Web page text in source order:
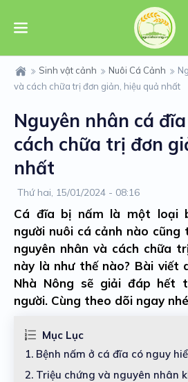
Sinh vật cảnh Nuôi Cá Cảnh
và cách chữa trị đơn giản, hiệu quả nhất
Nguyên nhân cá
cách chữa trị đơn
nhất
Thứ hai, 15/01/2024 - 08:16
Cá đĩa bị nấm là một loại
người nuôi cá cảnh nào cũng
nguyên nhân và cách chữa
này là như thế nào? Bài viết
Nhà Nông sẽ giải đáp hết
người. Cùng theo dõi ngay
Mục Lục
1. Bệnh nấm ở cá đĩa có nguy
2. Triệu chứng và nguyên nhân